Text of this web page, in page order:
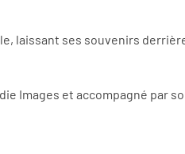
laissant ses souvenirs
Images et accompagné par